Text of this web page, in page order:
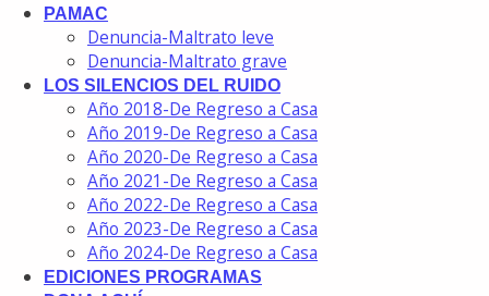
PAMAC
Denuncia-Maltrato leve
Denuncia-Maltrato grave
LOS SILENCIOS DEL RUIDO
Año 2018-De Regreso a Casa
Año 2019-De Regreso a Casa
Año 2020-De Regreso a Casa
Año 2021-De Regreso a Casa
Año 2022-De Regreso a Casa
Año 2023-De Regreso a Casa
Año 2024-De Regreso a Casa
EDICIONES PROGRAMAS